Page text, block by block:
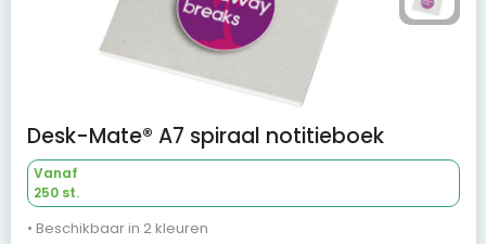
Desk-Mate® A7 spiraal notitieboek
Vanaf
250 st.
• Beschikbaar in 2 kleuren